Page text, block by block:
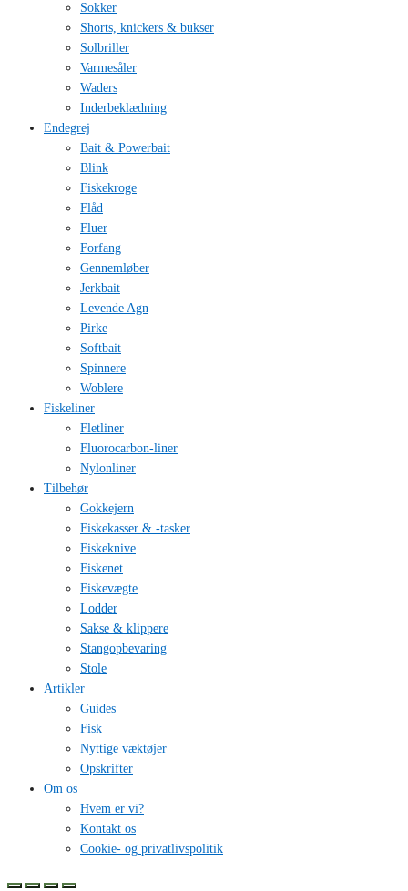
Sokker
Shorts, knickers & bukser
Solbriller
Varmesåler
Waders
Inderbeklædning
Endegrej
Bait & Powerbait
Blink
Fiskekroge
Flåd
Fluer
Forfang
Gennemløber
Jerkbait
Levende Agn
Pirke
Softbait
Spinnere
Woblere
Fiskeliner
Fletliner
Fluorocarbon-liner
Nylonliner
Tilbehør
Gokkejern
Fiskekasser & -tasker
Fiskeknive
Fiskenet
Fiskevægte
Lodder
Sakse & klippere
Stangopbevaring
Stole
Artikler
Guides
Fisk
Nyttige væktøjer
Opskrifter
Om os
Hvem er vi?
Kontakt os
Cookie- og privatlivspolitik